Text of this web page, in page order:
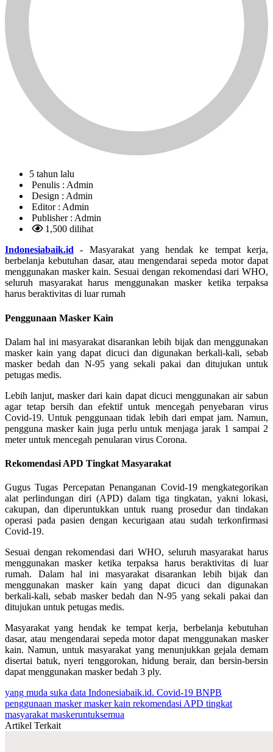
5 tahun lalu
Penulis : Admin
Design : Admin
Editor : Admin
Publisher : Admin
1,500 dilihat
Indonesiabaik.id - Masyarakat yang hendak ke tempat kerja,
berbelanja kebutuhan dasar, atau mengendarai sepeda motor dapat
menggunakan masker kain. Sesuai dengan rekomendasi dari WHO,
seluruh masyarakat harus menggunakan masker ketika terpaksa
harus beraktivitas di luar rumah
Penggunaan Masker Kain
Dalam hal ini masyarakat disarankan lebih bijak dan menggunakan
masker kain yang dapat dicuci dan digunakan berkali-kali, sebab
masker bedah dan N-95 yang sekali pakai dan ditujukan untuk
petugas medis.
Lebih lanjut, masker dari kain dapat dicuci menggunakan air sabun
agar tetap bersih dan efektif untuk mencegah penyebaran virus
Covid-19. Untuk penggunaan tidak lebih dari empat jam. Namun,
pengguna masker kain juga perlu untuk menjaga jarak 1 sampai 2
meter untuk mencegah penularan virus Corona.
Rekomendasi APD Tingkat Masyarakat
Gugus Tugas Percepatan Penanganan Covid-19 mengkategorikan
alat perlindungan diri (APD) dalam tiga tingkatan, yakni lokasi,
cakupan, dan diperuntukkan untuk ruang prosedur dan tindakan
operasi pada pasien dengan kecurigaan atau sudah terkonfirmasi
Covid-19.
Sesuai dengan rekomendasi dari WHO, seluruh masyarakat harus
menggunakan masker ketika terpaksa harus beraktivitas di luar
rumah. Dalam hal ini masyarakat disarankan lebih bijak dan
menggunakan masker kain yang dapat dicuci dan digunakan
berkali-kali, sebab masker bedah dan N-95 yang sekali pakai dan
ditujukan untuk petugas medis.
Masyarakat yang hendak ke tempat kerja, berbelanja kebutuhan
dasar, atau mengendarai sepeda motor dapat menggunakan masker
kain. Namun, untuk masyarakat yang menunjukkan gejala demam
disertai batuk, nyeri tenggorokan, hidung berair, dan bersin-bersin
dapat menggunakan masker bedah 3 ply.
yang muda suka data Indonesiabaik.id. Covid-19 BNPB
penggunaan maskermasker kain rekomendasi APD tingkat
masyarakat maskeruntuksemua
Artikel Terkait